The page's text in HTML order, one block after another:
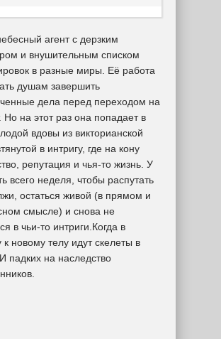
агент с дерзким
и внушительным списком
в разные миры. Её работа
душам завершить
дела перед переходом на
Но на этот раз она попадает в
вдовы из викторианской
в интригу, где на кону
репутация и чья-то жизнь. У
всего неделя, чтобы распутать
остаться живой (в прямом и
смысле) и снова не
в чьи-то интриги.Когда в
к новому телу идут скелеты в
падких на наследство